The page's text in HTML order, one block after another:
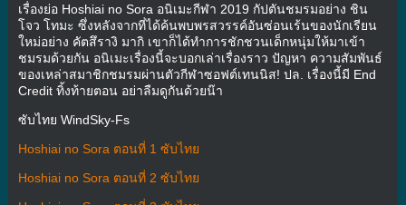
เรื่องย่อ Hoshiai no Sora อนิเมะกีฬา 2019 กัปตันชมรมอย่าง ชิน
โจว โทมะ ซึ่งหลังจากที่ได้ค้นพบพรสวรรค์อันซ่อนเร้นของนักเรียน
ใหม่อย่าง คัตสึรางิ มากิ เขาก็ได้ทำการชักชวนเด็กหนุ่มให้มาเข้า
ชมรมด้วยกัน อนิเมะเรื่องนี้จะบอกเล่าเรื่องราว ปัญหา ความสัมพันธ์
ของเหล่าสมาชิกชมรมผ่านตัวกีฬาซอฟต์เทนนิส! ปล. เรื่องนี้มี End
Credit ทิ้งท้ายตอน อย่าลืมดูกันด้วยน๊า
ซับไทย WindSky-Fs
Hoshiai no Sora ตอนที่ 1 ซับไทย
Hoshiai no Sora ตอนที่ 2 ซับไทย